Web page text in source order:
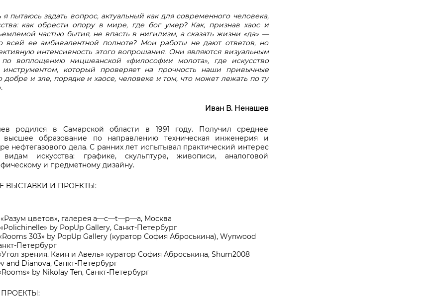
пытаюсь задать вопрос, актуальный как для современного человека,
как обрести опору в мире, где бог умер? Как, признав хаос и
частью бытия, не впасть в нигилизм, а сказать жизни «да» —
всей ее амбивалентной полноте? Мои работы не дают ответов, но
интенсивность этого вопрошания. Они являются визуальным
по воплощению ницшеанской «философии молота», где искусство
инструментом, который проверяет на прочность наши привычные
добре и зле, порядке и хаосе, человеке и том, что может лежать по ту
Иван В. Ненашев
родился в Самарской области в 1991 году. Получил среднее
образование по направлению техническая инженерия и
нефтегазового дела. С ранних лет испытывал практический интерес
искусства: графике, скульптуре, живописи, аналоговой
и предметному дизайну.
ВЫСТАВКИ И ПРОЕКТЫ:
цветов», галерея a—с—t—р—a, Москва
by PopUp Gallery, Санкт-Петербург
303» by PopUp Gallery (куратор София Аброськина), Wynwood
Петербург
зрения. Каин и Авель» куратор София Аброськина, Shum2008
and Dianova, Санкт-Петербург
by Nikolay Ten, Санкт-Петербург